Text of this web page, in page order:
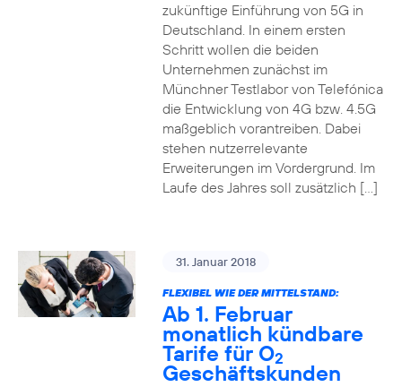
zukünftige Einführung von 5G in
Deutschland. In einem ersten
Schritt wollen die beiden
Unternehmen zunächst im
Münchner Testlabor von Telefónica
die Entwicklung von 4G bzw. 4.5G
maßgeblich vorantreiben. Dabei
stehen nutzerrelevante
Erweiterungen im Vordergrund. Im
Laufe des Jahres soll zusätzlich […]
31. Januar 2018
FLEXIBEL WIE DER MITTELSTAND:
Ab 1. Februar
monatlich kündbare
Tarife für O2
Geschäftskunden